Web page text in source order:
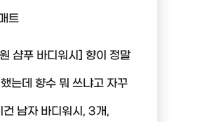
트
샴푸 바디워시] 향이 정말
는데 향수 뭐 쓰냐고 자꾸
남자 바디워시, 3개,